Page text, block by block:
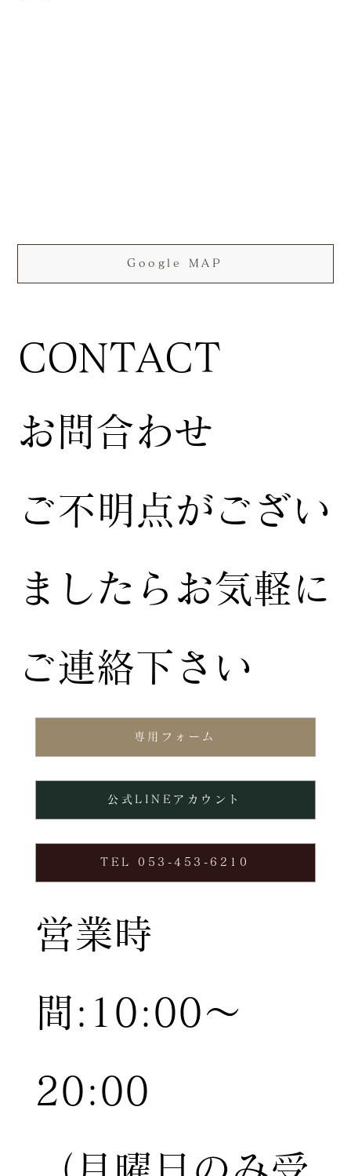
専用フォーム
TEL 053-453-6210
公式LINEアカウント
お問合わせ
ご不明点がござい
ましたらお気軽に
ご連絡下さい
営業時
間:10:00〜
20:00
Google MAP
CONTACT